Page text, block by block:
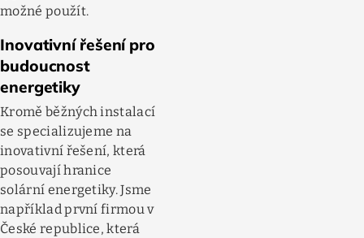
možné použít.
Inovativní řešení pro
budoucnost
energetiky
Kromě běžných instalací
se specializujeme na
inovativní řešení, která
posouvají hranice
solární energetiky. Jsme
například první firmou v
České republice, která